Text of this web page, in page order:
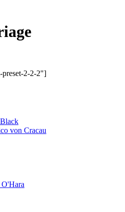
2-2-2"]
von Cracau